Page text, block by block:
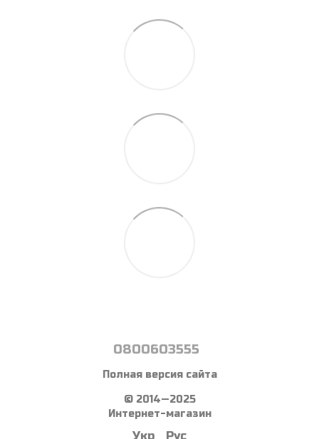
0800603555
Полная версия сайта
© 2014—2025
Интернет-магазин
Укр Рус